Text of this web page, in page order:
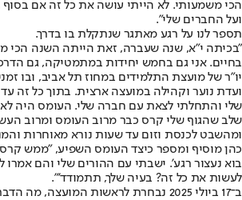
הכי משמעותי. לא הייתי עושה את כל זה אם בסוף
ועל החברים שלי".
תספר לנו על רגע מאתגר שנתקלת בו בדרך.
"בכיתה י"א, שנה שעברה, זאת הייתה השנה הכי
בחיים. אני גם בחמש יחידות במתמטיקה, גם
יו"ר של מועצת התלמידים במחוז תל אביב, ובו
ועדת נוער וקהילה במועצה ארצית. בתוך כל זה
שלי והתחלתי לצאת עם חברה שלי. העומס היה
שלב שהגוף שלי קרס כבר מרוב העומס ומרוב
ומהשבט לכנסת וזום עד שעות נורא מאוחרות
כהן מוסיף ומספר כיצד העומס השפיע, "ממש
בוא נעצור רגע'. ישבתי עם ההורים שלי והם אמרו
לעשות את כל זה? בעיה שלך, תתמודד'".
ב־17 ביולי 2025 נבחרת לראשות המועצה,